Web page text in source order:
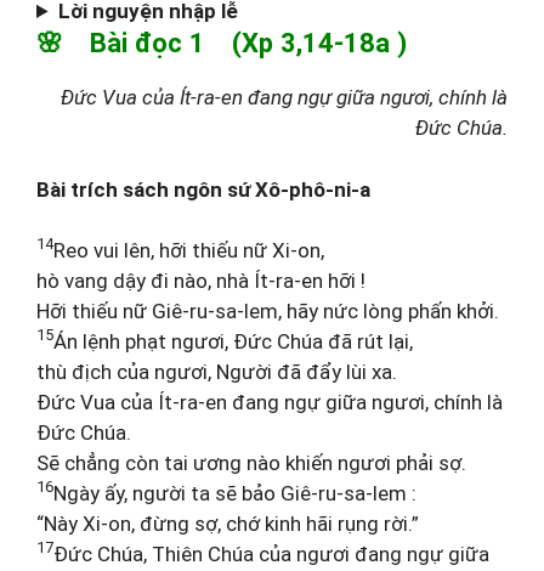
Lời nguyện nhập lễ
🌸 Bài đọc 1 (Xp 3,14-18a )
Đức Vua của Ít-ra-en đang ngự giữa ngươi, chính là
Đức Chúa.
Bài trích sách ngôn sứ Xô-phô-ni-a
14Reo vui lên, hỡi thiếu nữ Xi-on,
hò vang dậy đi nào, nhà Ít-ra-en hỡi !
Hỡi thiếu nữ Giê-ru-sa-lem, hãy nức lòng phấn khởi.
15Án lệnh phạt ngươi, Đức Chúa đã rút lại,
thù địch của ngươi, Người đã đẩy lùi xa.
Đức Vua của Ít-ra-en đang ngự giữa ngươi, chính là
Đức Chúa.
Sẽ chẳng còn tai ương nào khiến ngươi phải sợ.
16Ngày ấy, người ta sẽ bảo Giê-ru-sa-lem :
“Này Xi-on, đừng sợ, chớ kinh hãi rụng rời.”
17Đức Chúa, Thiên Chúa của ngươi đang ngự giữa